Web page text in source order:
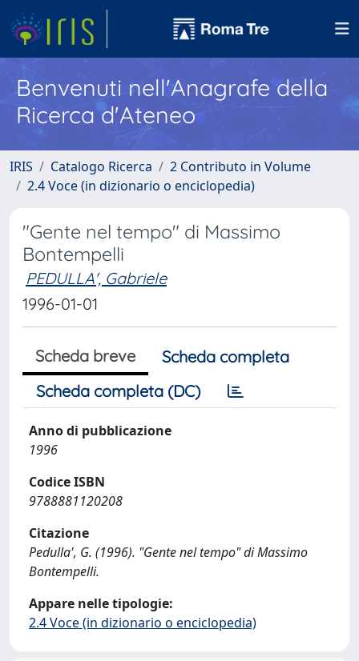
Benvenuti nell'Anagrafe della
Ricerca d'Ateneo
IRIS Catalogo Ricerca
2 Contributo in Volume
2.4 Voce (in dizionario o enciclopedia)
"Gente nel tempo" di Massimo
Bontempelli
PEDULLA', Gabriele
1996-01-01
Scheda breve
Scheda completa
Scheda completa (DC)
Anno di pubblicazione
1996
Codice ISBN
9788881120208
Citazione
Pedulla', G. (1996). "Gente nel tempo" di Massimo
Bontempelli.
Appare nelle tipologie:
2.4 Voce (in dizionario o enciclopedia)